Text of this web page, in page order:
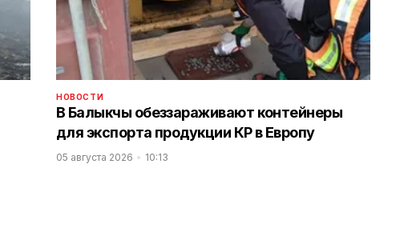
НОВОСТИ
В Балыкчы обеззараживают контейнеры
для экспорта продукции КР в Европу
05 августа 2026 10:13